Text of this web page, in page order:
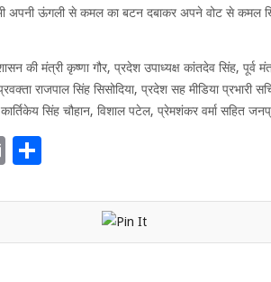
अपनी ऊंगली से कमल का बटन दबाकर अपने वोट से कमल
की मंत्री कृष्णा गौर, प्रदेश उपाध्यक्ष कांतदेव सिंह, पूर्व
राजपाल सिंह सिसोदिया, प्रदेश सह मीडिया
सिंह चौहान, विशाल पटेल, प्रेमशंकर वर्मा सहित
Email